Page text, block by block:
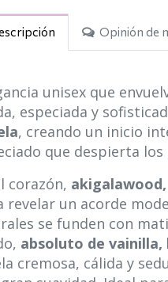
Opinión de
unisex que
especiada y
, creando un inicio
que despierta los
corazón,
revelar un acorde
se funden con
absoluto de
cremosa, cálida y